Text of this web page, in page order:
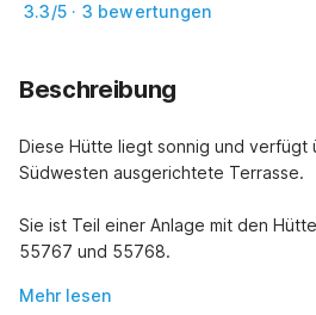
3.3/5 · 3 bewertungen
Beschreibung
Diese Hütte liegt sonnig und verfügt
Südwesten ausgerichtete Terrasse.
Sie ist Teil einer Anlage mit den
55767 und 55768.
Mehr lesen